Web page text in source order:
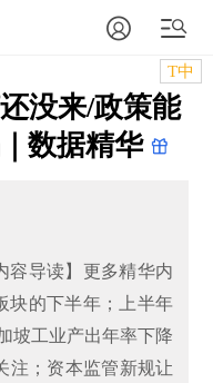
T中
没来/政策能
数据精华
容导读】更多精华内
块的下半年；上半年
坡工业产出年率下降
注；资本监管新规让